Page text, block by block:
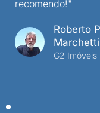
recomendo!"
Roberto
Marchetti
G2 Imóveis